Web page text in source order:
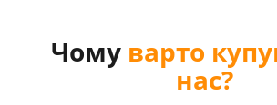
Чому варто
нас?